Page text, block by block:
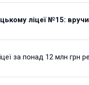
ліцеї №15:
за понад 12 млн грн